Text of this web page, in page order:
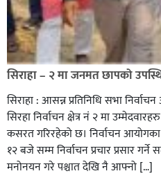
सिराहा – २ मा जनमत छापको
सिराहा : आसन्न प्रतिनिधि सभा
सिरहा निर्वाचन क्षेत्र नं २ मा
कसरत गरिरहेको छ। निर्वाचन
१२ बजे सम्म निर्वाचन प्रचार प्रसार
मनोनयन गरे पश्चात देखि नै आफ्नो […]